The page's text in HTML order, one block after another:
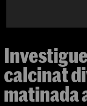
calcinat
matinada